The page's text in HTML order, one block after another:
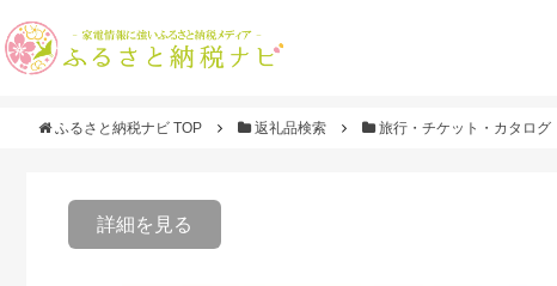
ふるさと納税ナビ TOP 返礼品検索 旅行・チケット・カタログ
詳細を見る